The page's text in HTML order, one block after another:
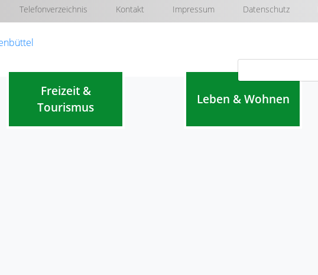
Telefonverzeichnis Kontakt Impressum Datenschutz
Freizeit &
Tourismus
Leben & Wohnen